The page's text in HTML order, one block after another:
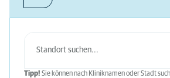
Tipp! Sie können nach Kliniknamen oder Stadt